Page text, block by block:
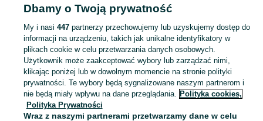
Pozostałe - Międzychód
KATEGORIA
Zobacz
Mapa kategorii
Mapa miejscowości
Dbamy o Twoją prywatność
My i nasi 447partnerzy przechowujemy lub uzyskujemy dostęp do
informacji na urządzeniu, takich jak unikalne identyfikatory w
plikach cookie w celu przetwarzania danych osobowych.
Użytkownik może zaakceptować wybory lub zarządzać nimi,
klikając poniżej lub w dowolnym momencie na stronie polityki
prywatności. Te wybory będą sygnalizowane naszym partnerom i
nie będą miały wpływu na dane przeglądania. Polityka cookies,
Polityka Prywatności
Wraz z naszymi partnerami przetwarzamy dane w celu